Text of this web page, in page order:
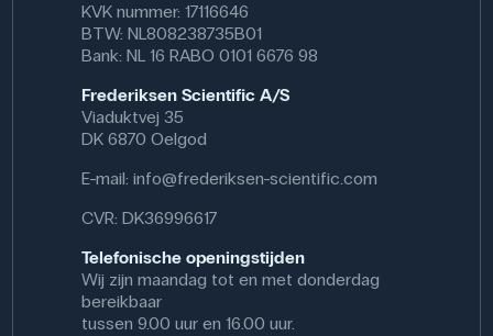
KVK nummer: 17116646
BTW: NL808238735B01
Bank: NL 16 RABO 0101 6676 98
Frederiksen Scientific A/S
Viaduktvej 35
DK 6870 Oelgod
E-mail:info@frederiksen-scientific.com
CVR: DK36996617
Telefonische openingstijden
Wij zijn maandag tot en met donderdag
bereikbaar
tussen 9.00 uur en 16.00 uur.